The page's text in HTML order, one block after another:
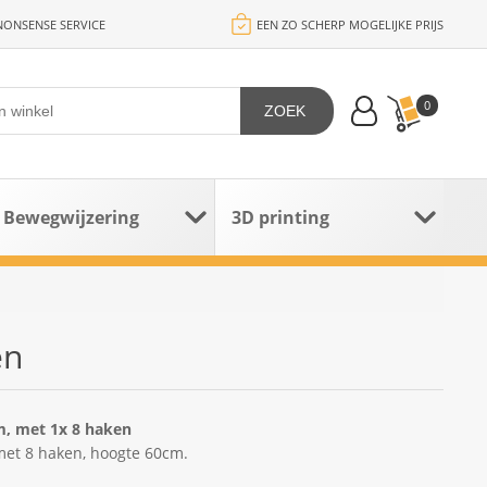
SERVICE EEN ZO SCHERP MOGELIJKE PRIJS
0
ZOEK
Bewegwijzering 3D printing
met 1x 8 haken
8 haken, hoogte 60cm.